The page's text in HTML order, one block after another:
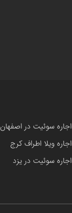
اجاره سوئیت در اصفهان
اجاره ویلا اطراف کرج
اجاره سوئیت در یزد